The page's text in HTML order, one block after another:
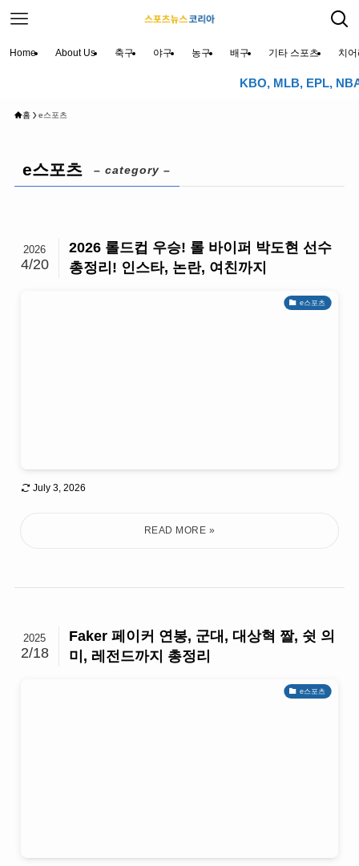
Home About Us 축구 야구 농구 배구 기타 스포츠 치
KBO, MLB, EPL, NBA
홈 e스포츠
e스포츠 – category –
2026 롤드컵 우승! 롤 바이퍼 박도현 선수
총정리! 인스타, 논란, 여친까지
2026
4/20
e스포츠
July 3, 2026
Faker 페이커 연봉, 군대, 대상혁 짤, 쉿 의
미, 레전드까지 총정리
2025
2/18
e스포츠